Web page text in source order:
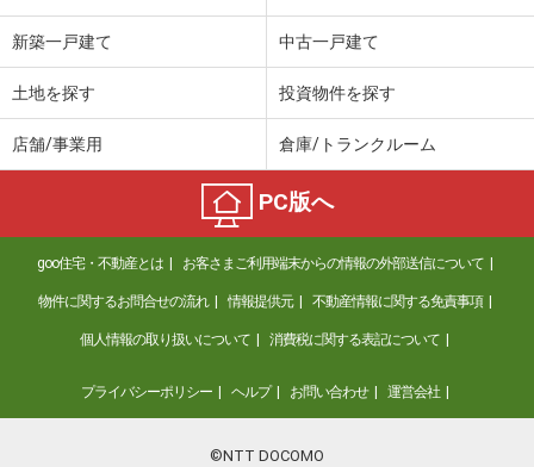
新築一戸建て 中古一戸建て
土地を探す 投資物件を探す
店舗/事業用 倉庫/トランクルーム
PC版へ
goo住宅・不動産とは お客さまご利用端末からの情報の外部送信について
物件に関するお問合せの流れ 情報提供元 不動産情報に関する免責事項
個人情報の取り扱いについて 消費税に関する表記について
プライバシーポリシー ヘルプ お問い合わせ 運営会社
©NTT DOCOMO